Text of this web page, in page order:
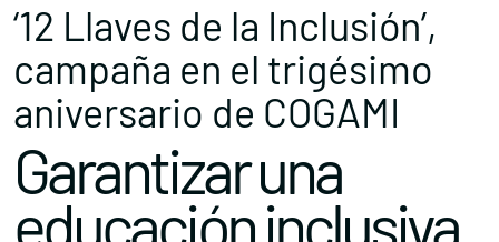
‘12 Llaves de la Inclusión’,
campaña en el trigésimo
aniversario de COGAMI
Garantizar una
educación inclusiva